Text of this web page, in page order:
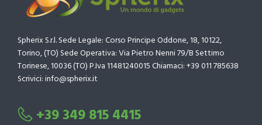
Spherix S.r.l. Sede Legale: Corso Principe Oddone, 18, 10122,
Torino, (TO) Sede Operativa: Via Pietro Nenni 79/B Settimo
Torinese, 10036 (TO) P.Iva 11481240015 Chiamaci: +39 011 785638
Scrivici: info@spherix.it
+39 349 815 4415